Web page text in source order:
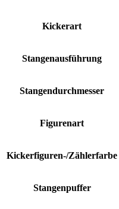
Kickerart
Stangenausführung
Stangendurchmesser
Figurenart
Kickerfiguren-/Zählerfarbe
Stangenpuffer